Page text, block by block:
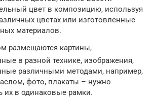
цвет в композицию, используя
цветах или изготовленные
материалов.
размещаются картины,
в разной технике, изображения,
различными методами, например,
фото, плакаты – нужно
их в одинаковые рамки.